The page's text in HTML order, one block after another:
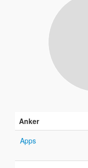
Anker
Apps